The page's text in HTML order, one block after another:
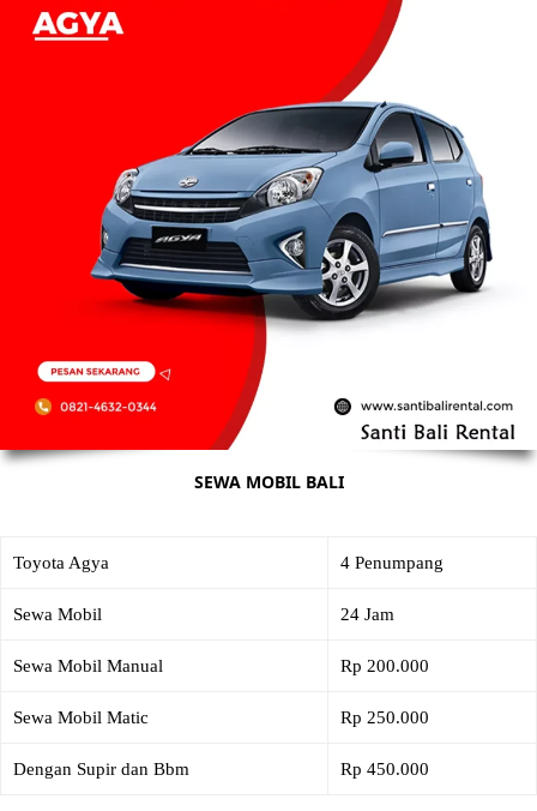
SEWA MOBIL BALI
Toyota Agya 4 Penumpang
Sewa Mobil 24 Jam
Sewa Mobil Manual Rp 200.000
Sewa Mobil Matic Rp 250.000
Dengan Supir dan Bbm Rp 450.000